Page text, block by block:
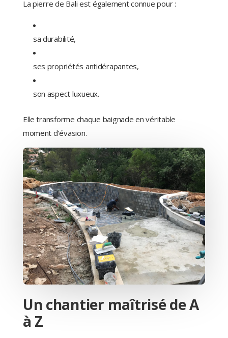
La pierre de Bali est également connue pour :
sa durabilité,
ses propriétés antidérapantes,
son aspect luxueux.
Elle transforme chaque baignade en véritable
moment d’évasion.
Un chantier maîtrisé de A
à Z